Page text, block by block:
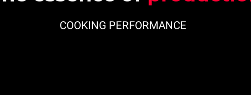
COOKING PERFORMANCE